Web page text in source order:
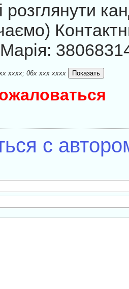
розглянути
xxxx; 06x xxx xxxx
с